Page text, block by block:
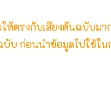
ห้ตรงกับเสียงต้นฉบับม
บ ก่อนนำข้อมูลไปใช้ใน